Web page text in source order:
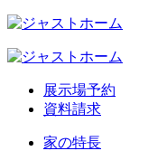
展示場予約
資料請求
家の特長